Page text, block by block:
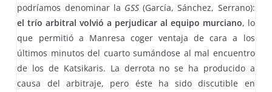
podríamos denominar la GSS (García, Sánchez, Serrano):
el trío arbitral volvió a perjudicar al equipo murciano, lo
que permitió a Manresa coger ventaja de cara a los
últimos minutos del cuarto sumándose al mal encuentro
de los de Katsikaris. La derrota no se ha producido a
causa del arbitraje, pero éste ha sido discutible en